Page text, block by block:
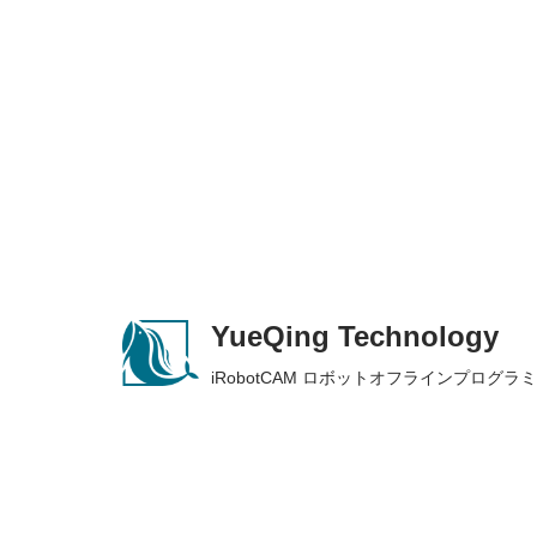
YueQing Technology
iRobotCAM ロボットオフラインプログラ